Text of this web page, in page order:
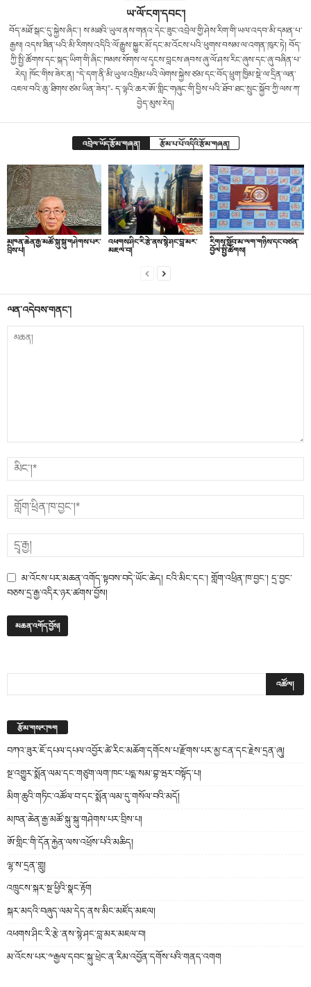
ཡ་ལོ་ངག་དབང་།
བོད་མཐོ་སྒང་དུ་སྐྱེས་ཞིང་། ས་མཐའི་ཡུལ་ནས་གནའ་དེང་ཟུང་འབྲེལ་གྱི་ཤེས་རིག་གི་ཡལ་འདབ་མི་དམན་པ་
རྒྱས། འདས་ཟིན་པའི་མི་རིགས་འདིའི་ལོ་རྒྱུས་སྐྱུར་མོ་དང་མ་འོངས་པའི་ཕུགས་བསམ་ལ་འགན་ཁུར་ཏེ། བོད་
ཀྱི་སྤྱི་ཚོགས་དང་སྐད་ཡིག་གི་ཞིང་ཁམས་སོགས་ལ་དྭངས་བླངས་ཞབས་ཞུ་ལོ་ཤས་རིང་ཞུས་དང་ཞུ་བཞིན་པ་
རེད། ཁོང་གིས་ཟེར་ན། “དེ་དག་ནི་མི་ཡུལ་འགྲིམ་པའི་ལེགས་སྐྱེས་ཙམ་དང་བོད་ཕྲུག་ཁྱིམ་སྡེ་ལ་དྲིན་ལན་
འཇལ་བའི་ཆུ་ཐིགས་ཙམ་ཡིན་ཟེར།”- ད་ལྟའི་ཆར་ཨོ་གླིང་གཞུང་གི་བྱིས་པའི་ཐོབ་ཐང་སྲུང་སྐྱོབ་ཀྱི་ལས་ཀ་
བྱེད་མུས་རེད།
འབྲེལ་ཡོད་རྩོམ་གཞན། རྩོམ་པ་པོ་འདིའི་རྩོམ་གཞན།
མཁན་ཆེན་རྒྱ་མཚོ་སྐུ་སྐུ་གཤེགས་པར་
བྲིས་པ།
འཕགས་ཤིང་རི་རྩེ་ནས་སྙེ་ཤང་བླ་མར་
མཇལ་བ།
རིགས་སློབ་མ་ལག་གཉིས་དང་བཙན་
བྱོལ་སྤྱི་ཚོགས།
ལན་འདེབས་གནང་།
མ་འོངས་པར་མཆན་འགོད་སྟབས་བདེ་ཡོང་ཆེད། ངའི་མིང་དང་། གློག་འཕྲིན་ཁ་བྱང་། དྲ་བྱང་
བཅས་དྲ་རྒྱ་འདིར་ཉར་ཚགས་བྱོས།
རྩོམ་གསར་ཁག
བཀའ་ཟུར་ཇོ་དཔལ་དཔལ་འབྱོར་ཚེ་རིང་མཆོག་དགོངས་པ་རྫོགས་པར་མྱ་ངན་དང་རྗེས་དྲན་ཞུ།
སྔ་འགྱུར་སྨོན་ལམ་དང་གཙུག་ལག་ཁང་པདྨ་སམ་བྷ་ཝར་བསྟོད་པ།
མིག་ཆུའི་གཏིང་འཚོལ་བ་དང་སྨོན་ལམ་དུ་གསོལ་བའི་མདོ།
མཁན་ཆེན་རྒྱ་མཚོ་སྐུ་སྐུ་གཤེགས་པར་བྲིས་པ།
ཨོ་གླིང་གི་དོན་རྐྱེན་ལས་འཕྲོས་པའི་མཆིད།
ལྷ་ས་དྲན་གླུ།
འཁྲུངས་སྐར་སྔ་ཕྱིའི་སྣང་རྟོག
སྐར་མདའི་བཞུད་ལམ་དེད་ནས་མིང་མཛོད་མཇལ།
འཕགས་ཤིང་རི་རྩེ་ནས་སྙེ་ཤང་བླ་མར་མཇལ་བ།
མ་འོངས་པར་༸རྒྱལ་དབང་སྐུ་ཕྲེང་ན་རིམ་འབྱོན་དགོས་པའི་གནད་འགག